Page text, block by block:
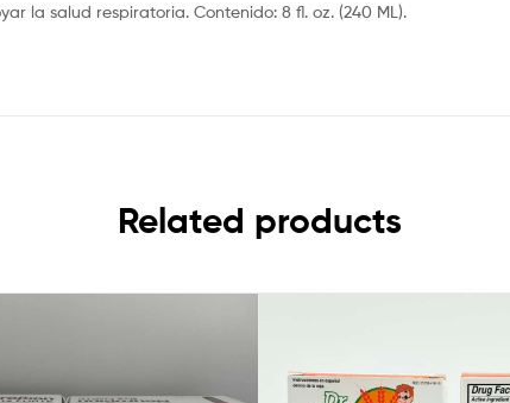
la salud respiratoria. Contenido: 8 fl. oz. (240 ML).
Related products